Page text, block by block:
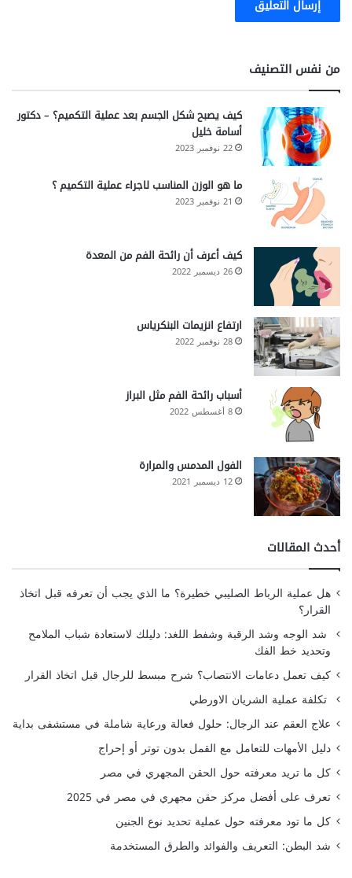
من نفس التصنيف
كيف يصبح شكل الجسم بعد عملية التكميم؟ – دكتور
أسامة خليل
22 نوفمبر 2023
ما هو الوزن المناسب لاجراء عملية التكميم ؟
21 نوفمبر 2023
كيف أعرف أن رائحة الفم من المعدة
26 ديسمبر 2022
ارتفاع انزيمات البنكرياس
28 نوفمبر 2022
أسباب رائحة الفم مثل البراز
8 أغسطس 2022
الفول المدمس والمرارة
12 ديسمبر 2021
أحدث المقالات
هل عملية الرباط الصليبي خطيرة؟ ما الذي يجب أن تعرفه قبل اتخاذ
القرار؟
شد الوجه وشد الرقبة وشفط اللغد: دليلك لاستعادة شباب الملامح
وتحديد خط الفك
كيف تعمل دعامات الانتصاب؟ شرح مبسط للرجال قبل اتخاذ القرار
تكلفة عملية الشريان الاورطي
علاج العقم عند الرجال: حلول فعالة ورعاية شاملة في مستشفى بداية
دليل الأمهات للتعامل مع القمل بدون توتر أو إحراج
كل ما تريد معرفته حول الحقن المجهري في مصر
تعرف على أفضل مركز حقن مجهري في مصر في 2025
كل ما تود معرفته حول عملية تحديد نوع الجنين
شد البطن: التعريف والفوائد والطرق المستخدمة